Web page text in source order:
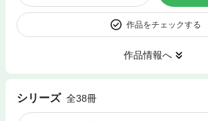
作品をチェックする
作品情報へ
シリーズ 全38冊